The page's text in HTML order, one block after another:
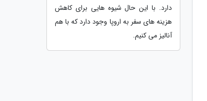
دارد. با این حال شیوه هایی برای کاهش
هزینه های سفر به اروپا وجود دارد که با هم
آنالیز می کنیم.